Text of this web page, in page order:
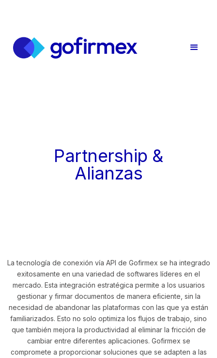
Partnership &
Alianzas
La tecnología de conexión vía API de Gofirmex se ha integrado
exitosamente en una variedad de softwares líderes en el
mercado. Esta integración estratégica permite a los usuarios
gestionar y firmar documentos de manera eficiente, sin la
necesidad de abandonar las plataformas con las que ya están
familiarizados. Esto no solo optimiza los flujos de trabajo, sino
que también mejora la productividad al eliminar la fricción de
cambiar entre diferentes aplicaciones. Gofirmex se
compromete a proporcionar soluciones que se adapten a las